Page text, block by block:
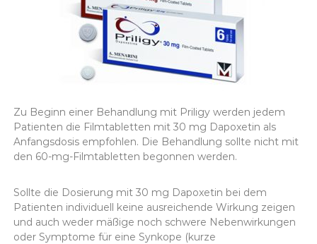
Zu Beginn einer Behandlung mit Priligy werden jedem
Patienten die Filmtabletten mit 30 mg Dapoxetin als
Anfangsdosis empfohlen. Die Behandlung sollte nicht mit
den 60-mg-Filmtabletten begonnen werden.
Sollte die Dosierung mit 30 mg Dapoxetin bei dem
Patienten individuell keine ausreichende Wirkung zeigen
und auch weder mäßige noch schwere Nebenwirkungen
oder Symptome für eine Synkope (kurze